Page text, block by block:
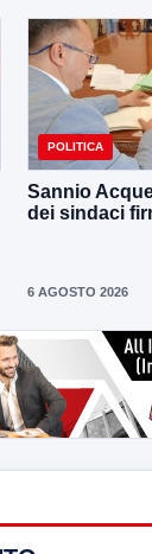
POLITICA
Sannio
dei sindaci
6 AGOSTO 2026